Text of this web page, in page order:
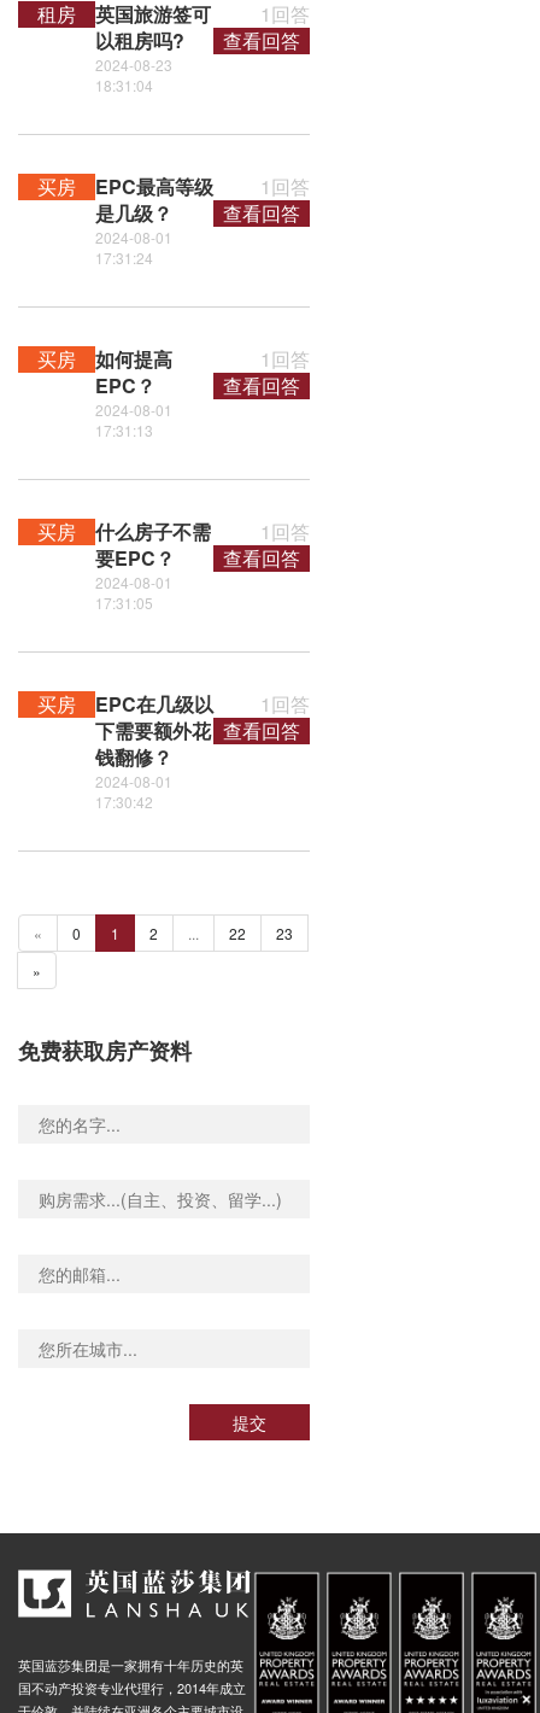
租房
英国旅游签可
以租房吗?
2024-08-23
18:31:04
1回答
查看回答
买房
EPC最高等级
是几级？
2024-08-01
17:31:24
1回答
查看回答
买房
如何提高
EPC？
2024-08-01
17:31:13
1回答
查看回答
买房
什么房子不需
要EPC？
2024-08-01
17:31:05
1回答
查看回答
买房
EPC在几级以
下需要额外花
钱翻修？
2024-08-01
17:30:42
1回答
查看回答
« 0 1 2 ... 22
23
»
免费获取房产资料
提交
英国蓝莎集团是一家拥有十年历史的英
国不动产投资专业代理行，2014年成立